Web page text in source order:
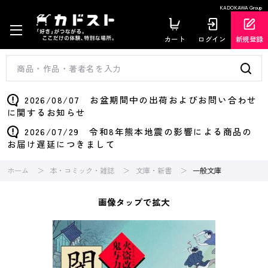
KADOKAWA Group
カート ログイン 新規登録
2026/08/07 お盆期間中の出荷およびお問い合わせ
に関するお知らせ
2026/07/29 令和8年熊本地震の影響による商品の
お届け遅延につきまして
ホーム 本・コミック・雑誌 文庫・新書 一般文庫
画像タップで拡大